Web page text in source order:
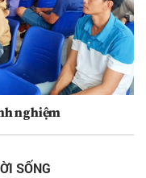
nghiệm
SỐNG